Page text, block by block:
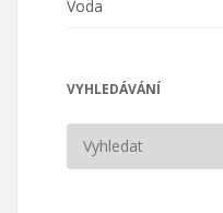
Voda
VYHLEDÁVÁNÍ